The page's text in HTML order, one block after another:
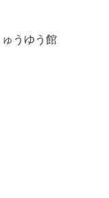
うゆう館